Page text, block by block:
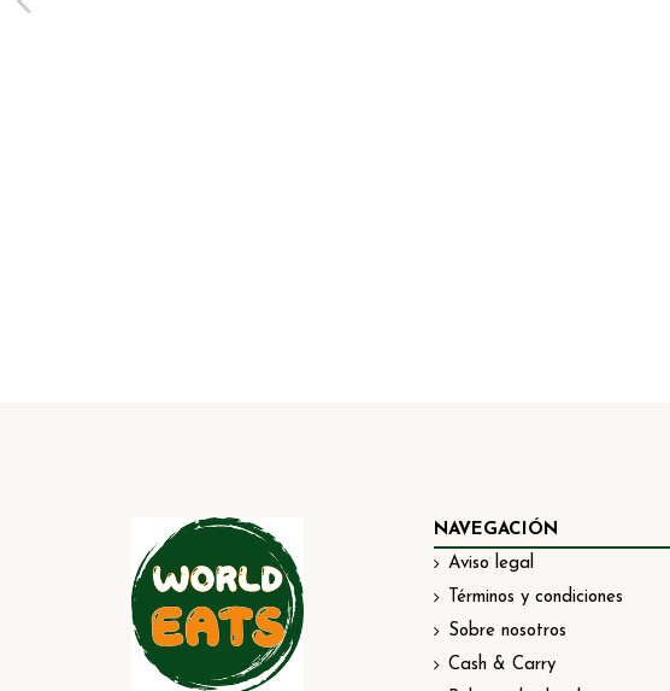
NAVEGACIÓN
Aviso legal
Términos y condiciones
Sobre nosotros
Cash & Carry